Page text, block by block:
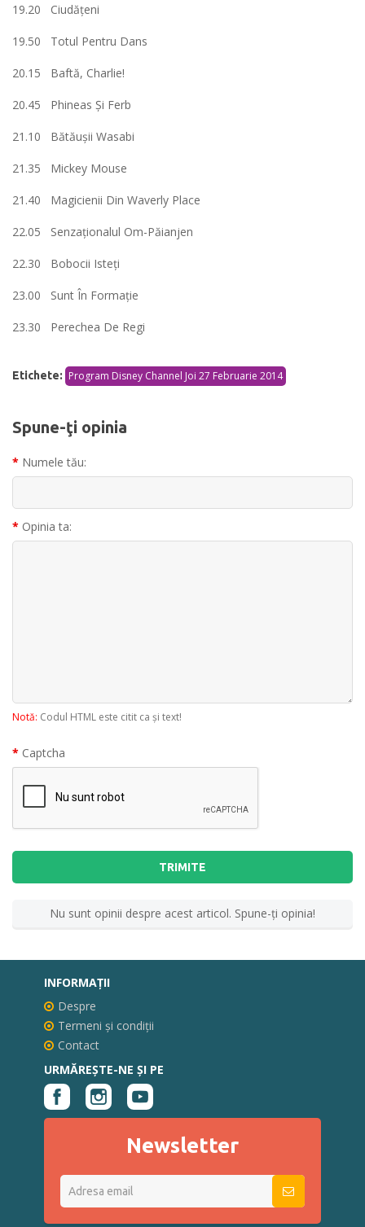
19.20 Ciudăţeni
19.50 Totul Pentru Dans
20.15 Baftă, Charlie!
20.45 Phineas Şi Ferb
21.10 Bătăuşii Wasabi
21.35 Mickey Mouse
21.40 Magicienii Din Waverly Place
22.05 Senzaționalul Om-Păianjen
22.30 Bobocii Isteţi
23.00 Sunt În Formație
23.30 Perechea De Regi
Etichete: Program Disney Channel Joi 27 Februarie 2014
Spune-ţi opinia
Numele tău:
Opinia ta:
Notă: Codul HTML este citit ca şi text!
Captcha
TRIMITE
Nu sunt opinii despre acest articol. Spune-ţi opinia!
INFORMAŢII
Despre
Termeni și condiții
Contact
URMĂREȘTE-NE ȘI PE
Newsletter